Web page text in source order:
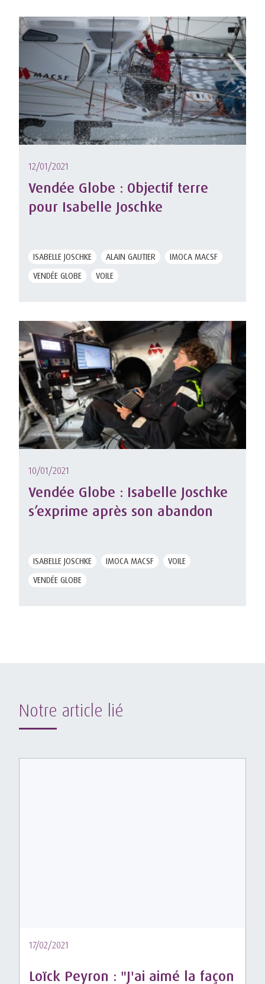
12/01/2021
Vendée Globe : Objectif terre
pour Isabelle Joschke
ISABELLE JOSCHKE ALAIN GAUTIER
IMOCA MACSF
VENDÉE GLOBE
VOILE
10/01/2021
Vendée Globe : Isabelle Joschke
s’exprime après son abandon
ISABELLE JOSCHKE IMOCA MACSF
VOILE
VENDÉE GLOBE
Notre article lié
17/02/2021
Loïck Peyron : "J'ai aimé la façon